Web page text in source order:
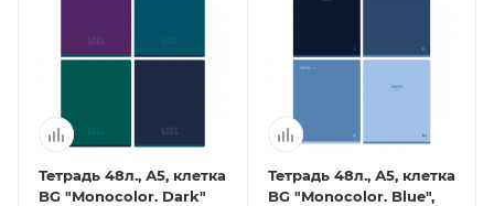
Тетрадь 48л., А5, клетка
BG "Monocolor. Dark"
Тетрадь 48л., А5, клетка
BG "Monocolor. Blue",